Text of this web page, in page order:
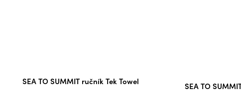
SEA TO SUMMIT ručník Tek Towel SEA TO